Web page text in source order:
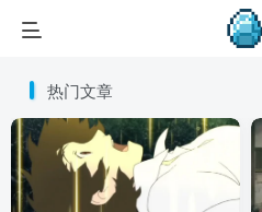
热门文章